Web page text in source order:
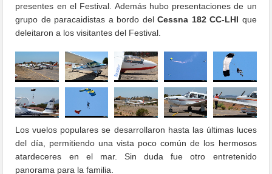
presentes en el Festival. Además hubo presentaciones de un
grupo de paracaidistas a bordo delCessna 182 CC-LHI que
deleitaron a los visitantes del Festival.
Los vuelos populares se desarrollaron hasta las últimas luces
del día, permitiendo una vista poco común de los hermosos
atardeceres en el mar. Sin duda fue otro entretenido
panorama para la familia.